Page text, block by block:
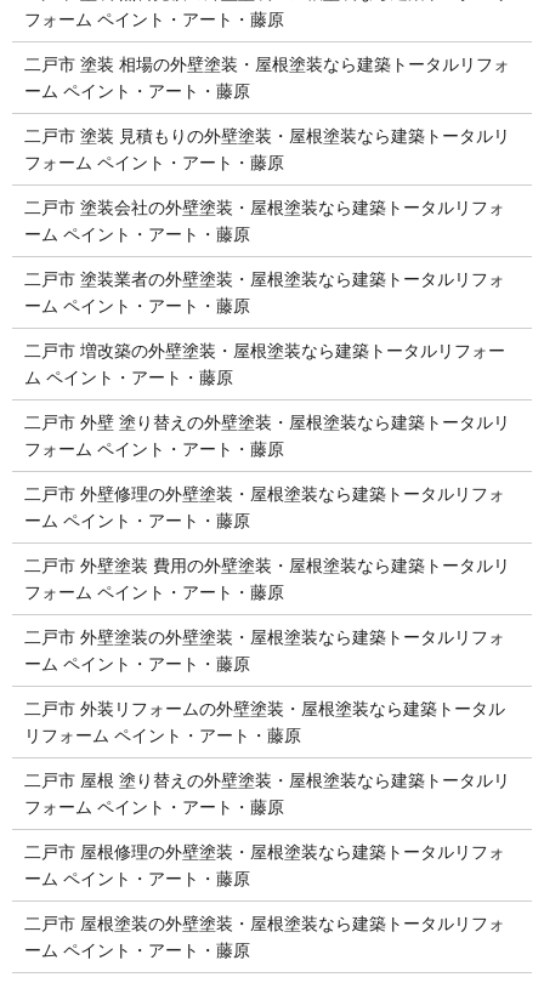
フォーム ペイント・アート・藤原
二戸市 塗装 相場の外壁塗装・屋根塗装なら建築トータルリフォ
ーム ペイント・アート・藤原
二戸市 塗装 見積もりの外壁塗装・屋根塗装なら建築トータルリ
フォーム ペイント・アート・藤原
二戸市 塗装会社の外壁塗装・屋根塗装なら建築トータルリフォ
ーム ペイント・アート・藤原
二戸市 塗装業者の外壁塗装・屋根塗装なら建築トータルリフォ
ーム ペイント・アート・藤原
二戸市 増改築の外壁塗装・屋根塗装なら建築トータルリフォー
ム ペイント・アート・藤原
二戸市 外壁 塗り替えの外壁塗装・屋根塗装なら建築トータルリ
フォーム ペイント・アート・藤原
二戸市 外壁修理の外壁塗装・屋根塗装なら建築トータルリフォ
ーム ペイント・アート・藤原
二戸市 外壁塗装 費用の外壁塗装・屋根塗装なら建築トータルリ
フォーム ペイント・アート・藤原
二戸市 外壁塗装の外壁塗装・屋根塗装なら建築トータルリフォ
ーム ペイント・アート・藤原
二戸市 外装リフォームの外壁塗装・屋根塗装なら建築トータル
リフォーム ペイント・アート・藤原
二戸市 屋根 塗り替えの外壁塗装・屋根塗装なら建築トータルリ
フォーム ペイント・アート・藤原
二戸市 屋根修理の外壁塗装・屋根塗装なら建築トータルリフォ
ーム ペイント・アート・藤原
二戸市 屋根塗装の外壁塗装・屋根塗装なら建築トータルリフォ
ーム ペイント・アート・藤原